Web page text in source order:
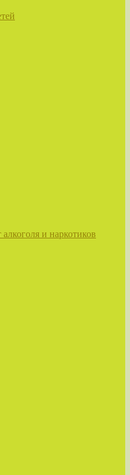
и наркотиков